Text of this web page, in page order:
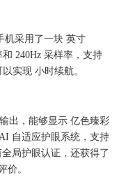
机采用了一块 英寸
240Hz 采样率，支持
实现 小时续航。
出，能够显示 亿色臻彩
自适应护眼系统，支持
局护眼认证，还获得了
价。